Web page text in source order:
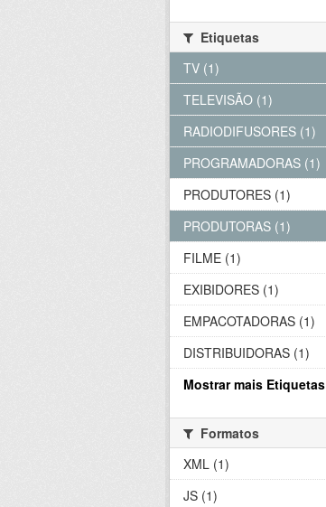
Etiquetas
TV (1)
TELEVISÃO (1)
RADIODIFUSORES (1)
PROGRAMADORAS (1)
PRODUTORES (1)
PRODUTORAS (1)
FILME (1)
EXIBIDORES (1)
EMPACOTADORAS (1)
DISTRIBUIDORAS (1)
Mostrar mais Etiquetas
Formatos
XML (1)
JS (1)